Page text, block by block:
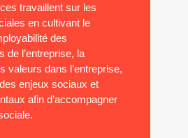
travaillent sur les
en cultivant le
des
de l’entreprise, la
valeurs dans l’entreprise,
enjeux sociaux et
afin d’accompagner